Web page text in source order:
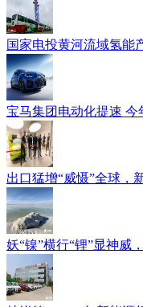
国家电投黄河流域氢能
宝马集团电动化提速
出口猛增“威慑”全球，
妖“镍”横行“锂”显神威